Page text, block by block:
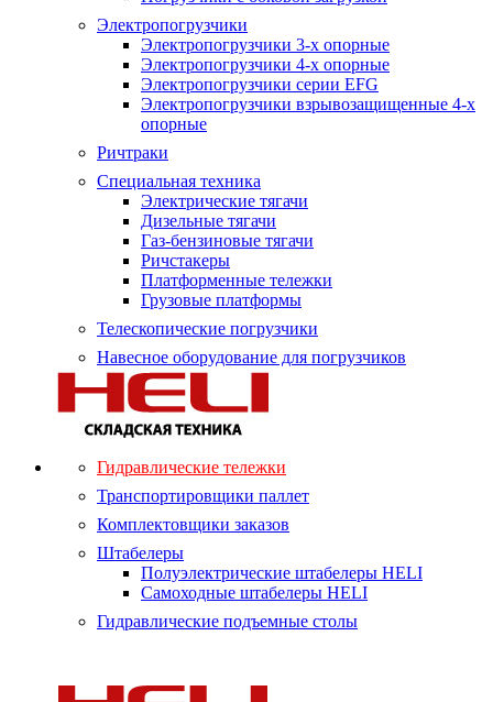
Электропогрузчики
Электропогрузчики 3-х опорные
Электропогрузчики 4-х опорные
Электропогрузчики серии EFG
Электропогрузчики взрывозащищенные 4-х
опорные
Ричтраки
Специальная техника
Электрические тягачи
Дизельные тягачи
Газ-бензиновые тягачи
Ричстакеры
Платформенные тележки
Грузовые платформы
Телескопические погрузчики
Навесное оборудование для погрузчиков
Гидравлические тележки
Транспортировщики паллет
Комплектовщики заказов
Штабелеры
Полуэлектрические штабелеры HELI
Самоходные штабелеры HELI
Гидравлические подъемные столы